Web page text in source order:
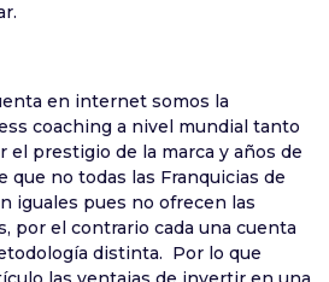
en internet somos la
coaching a nivel mundial tanto
el prestigio de la marca y años de
que no todas las Franquicias de
iguales pues no ofrecen las
por el contrario cada una cuenta
distinta. Por lo que